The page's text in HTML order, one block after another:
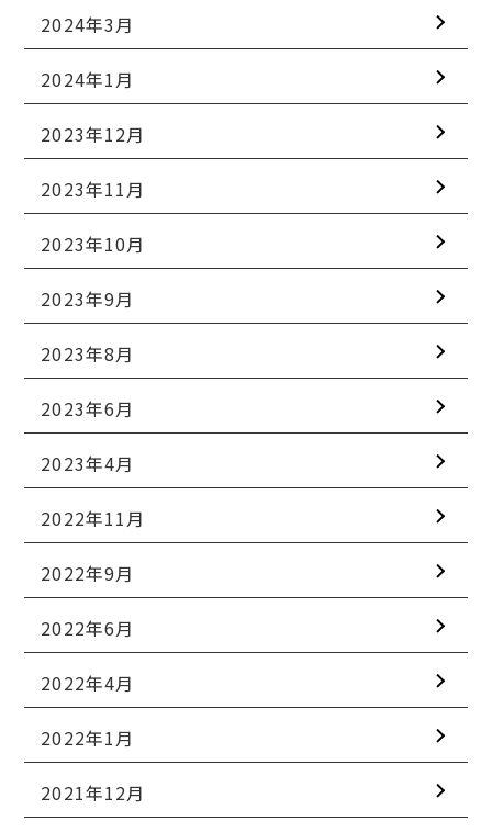
2024年3月
2024年1月
2023年12月
2023年11月
2023年10月
2023年9月
2023年8月
2023年6月
2023年4月
2022年11月
2022年9月
2022年6月
2022年4月
2022年1月
2021年12月